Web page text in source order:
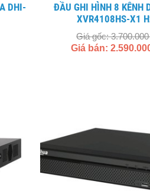
ĐẦU GHI HÌNH 8 KÊNH DAHUA DH-
XVR4108HS-X1
Giá gốc:
Giá bán: